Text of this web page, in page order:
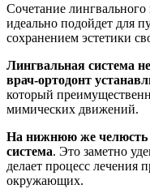
Сочетание
идеально подойдет для
сохранением эстетики
Лингвальная система
врач-ортодонт
который
мимических движений.
На нижнюю же челюсть
система. Это заметно
делает процесс лечения
окружающих.